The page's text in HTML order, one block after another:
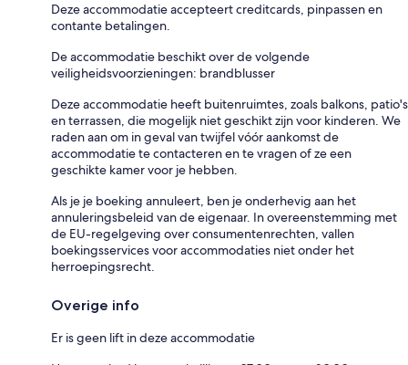
Deze accommodatie accepteert creditcards, pinpassen en
contante betalingen.
De accommodatie beschikt over de volgende
veiligheidsvoorzieningen: brandblusser
Deze accommodatie heeft buitenruimtes, zoals balkons, patio's
en terrassen, die mogelijk niet geschikt zijn voor kinderen. We
raden aan om in geval van twijfel vóór aankomst de
accommodatie te contacteren en te vragen of ze een
geschikte kamer voor je hebben.
Als je je boeking annuleert, ben je onderhevig aan het
annuleringsbeleid van de eigenaar. In overeenstemming met
de EU-regelgeving over consumentenrechten, vallen
boekingsservices voor accommodaties niet onder het
herroepingsrecht.
Overige info
Er is geen lift in deze accommodatie